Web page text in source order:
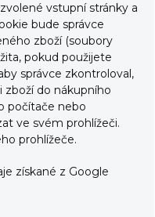
vstupní stránky a
bude správce
zboží (soubory
pokud použijete
správce zkontroloval,
zboží do nákupního
počítače nebo
ve svém prohlížeči.
prohlížeče.
získané z Google